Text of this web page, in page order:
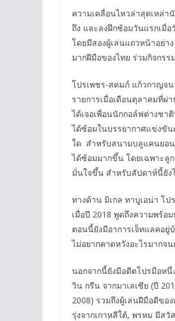
ความเคลื่อนไหวล่าสุดเหล่า
ถึง และลงฝึกซ้อมวันแรกเมื่
โดยมีสองผู้เล่นแถวหน้าอย่า
มากฝีมือของไทย ร่วมกิจกรรม
โปรเพชร-สดมภ์ แก้วกาญจ
รายการเมื่อเดือนตุลาคมที่ผ่
ได้เจอเพื่อนนักกอล์ฟต่างชา
ได้ซ้อมในบรรยากาศแข่งขัน
ใด สำหรับสนามบลูแคนยอน
ได้ซ้อมมากขึ้น โดยเฉพาะลู
มั่นใจขึ้น สำหรับสัปดาห์นี้ยัง
ทางด้าน มิเกล ทาบูเอน่า โป
เมื่อปี 2018 พูดถึงความพร้อ
ตอนนี้ยังมีอาการเจ็ทแลคอยู่
ไม่อยากคาดหวังอะไรมากจ
นอกจากนี้ยังมีอดีตโปรมือห
วิน กรีน จากมาเลเซีย (ปี
2008) รวมถึงผู้เล่นฝีมือดีขอ
รุ่งจากเกาหลีใต้, พรหม มีส